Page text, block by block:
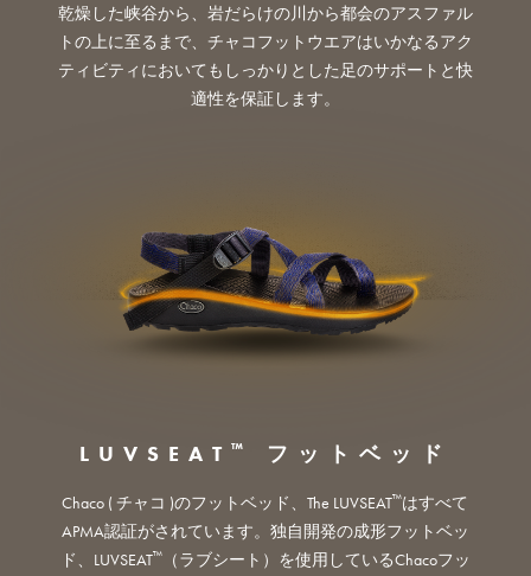
乾燥した峡谷から、岩だらけの川から都会のアスファル
トの上に至るまで、チャコフットウエアはいかなるアク
ティビティにおいてもしっかりとした足のサポートと快
適性を保証します。
LUVSEAT ™ フットベッド
Chaco ( チャコ )のフットベッド、The LUVSEAT™はすべて
APMA認証がされています。独自開発の成形フットベッ
ド、LUVSEAT™（ラブシート）を使用しているChacoフッ